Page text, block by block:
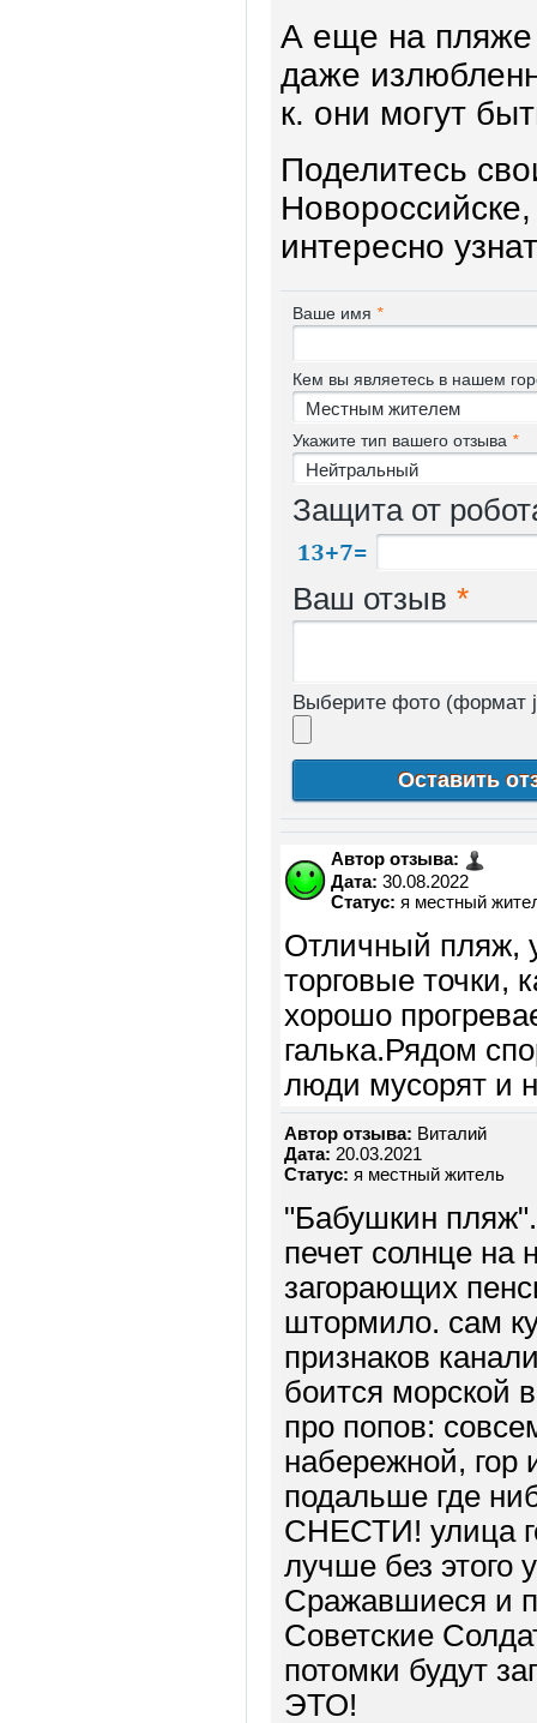
А еще на пляже
даже
к. они могут
Поделитесь
интересно
Ваше имя *
Кем вы являетесь в нашем
Укажите тип вашего отзыва *
Защита от
Ваш отзыв *
Выберите фото (формат
Автор отзыва:
Дата: 30.08.2022
Статус: я местный
Отличный пляж,
торговые точки,
хорошо
галька.Рядом
люди мусорят и
Автор отзыва: Виталий
Дата: 20.03.2021
Статус: я местный житель
"Бабушкин
печет солнце на
загорающих
штормило. сам
признаков
боится морской
про попов:
набережной, гор
подальше где
СНЕСТИ! улица
лучше без этого
Сражавшиеся и
Советские
потомки будут
ЭТО!